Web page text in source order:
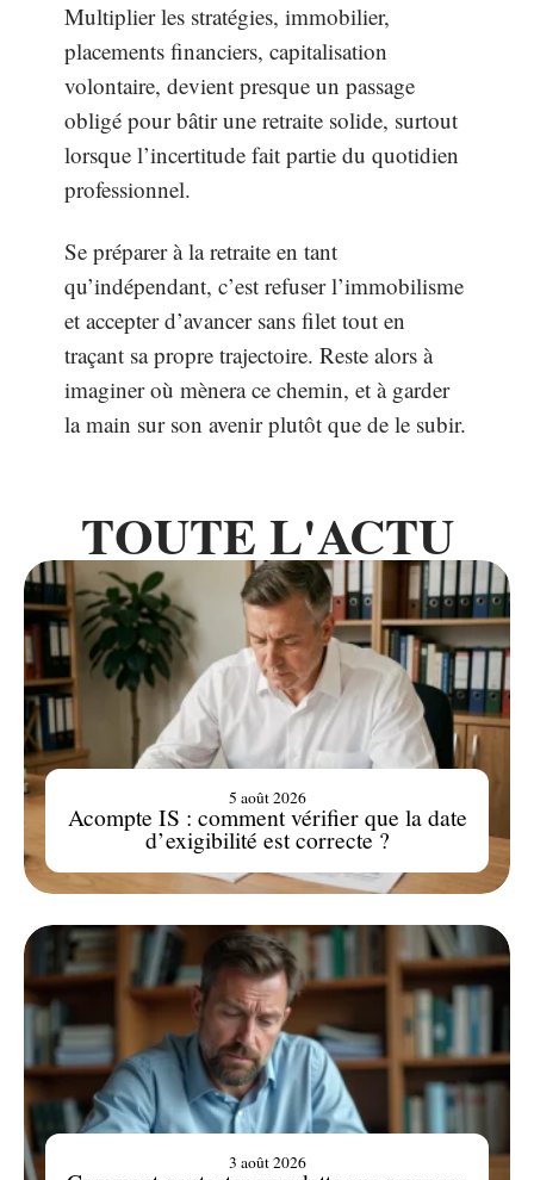
Multiplier les stratégies, immobilier,
placements financiers, capitalisation
volontaire, devient presque un passage
obligé pour bâtir une retraite solide, surtout
lorsque l’incertitude fait partie du quotidien
professionnel.
Se préparer à la retraite en tant
qu’indépendant, c’est refuser l’immobilisme
et accepter d’avancer sans filet tout en
traçant sa propre trajectoire. Reste alors à
imaginer où mènera ce chemin, et à garder
la main sur son avenir plutôt que de le subir.
TOUTE L'ACTU
Acompte IS : comment vérifier que la date
d’exigibilité est correcte ?
5 août 2026
3 août 2026